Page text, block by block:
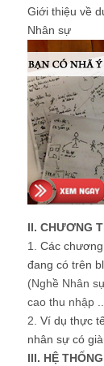
Giới thiệu về
Nhân sự
II. CHƯƠNG
1. Các
đang có trên
(Nghề Nhân
cao thu nhập
2. Ví dụ thực
nhân sự có
III. HỆ